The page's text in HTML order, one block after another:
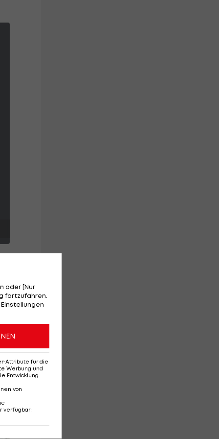
oder [Nur
fortzufahren.
Attribute für die
Werbung und
Entwicklung
von
verfügbar: